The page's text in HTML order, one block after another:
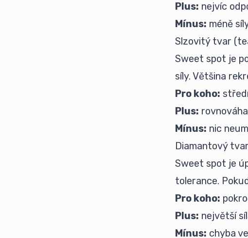
Plus: nejvíc
Mínus: méně
Slzovitý tvar
Sweet spot je
síly. Většina
Pro koho:
Plus:
Mínus: nic
Diamantový tvar
Sweet spot je
tolerance.
Pro koho:
Plus: největší
Mínus: chyba